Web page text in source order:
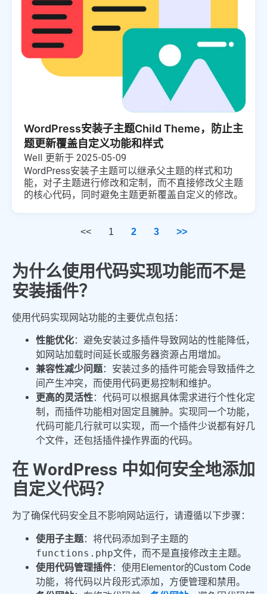
WordPress安装子主题Child Theme，防止主
题更新覆盖自定义功能和样式
Well 更新于 2025-05-09
WordPress安装子主题可以继承父主题的样式和功
能，对子主题进行修改和定制，而不直接修改父主题
的核心代码，同时避免主题更新覆盖自定义的修改。
<< 1 2 3 >>
为什么使用代码实现功能而不是
安装插件？
使用代码实现网站功能的主要优点包括：
性能优化：避免安装过多插件导致网站的性能降低，
如网站加载时间延长或服务器资源占用增加。
兼容性减少问题：安装过多的插件可能会导致插件之
间产生冲突，而使用代码更易控制和维护。
更高的灵活性：代码可以根据具体需求进行个性化定
制，而插件功能相对固定且臃肿。实现同一个功能，
代码可能几行就可以实现，而一个插件少说都有好几
个文件，还包括插件操作界面的代码。
在 WordPress 中如何安全地添加
自定义代码？
为了确保代码安全且不影响网站运行，请遵循以下步骤：
使用子主题：将代码添加到子主题的
functions.php文件，而不是直接修改主主题。
使用代码管理插件：使用Elementor的Custom Code
功能，将代码以片段形式添加，方便管理和禁用。